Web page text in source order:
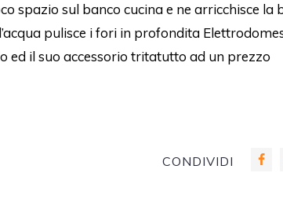
spazio sul banco cucina e ne arricchisce la
pulisce i fori in profondita
ed il suo accessorio tritatutto ad un prezzo
CONDIVIDI